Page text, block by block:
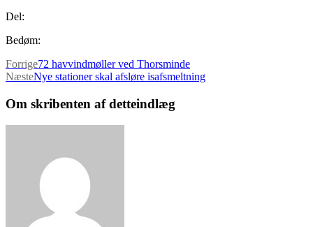
Del:
Bedøm:
Forrige72 havvindmøller ved Thorsminde
NæsteNye stationer skal afsløre isafsmeltning
Om skribenten af detteindlæg